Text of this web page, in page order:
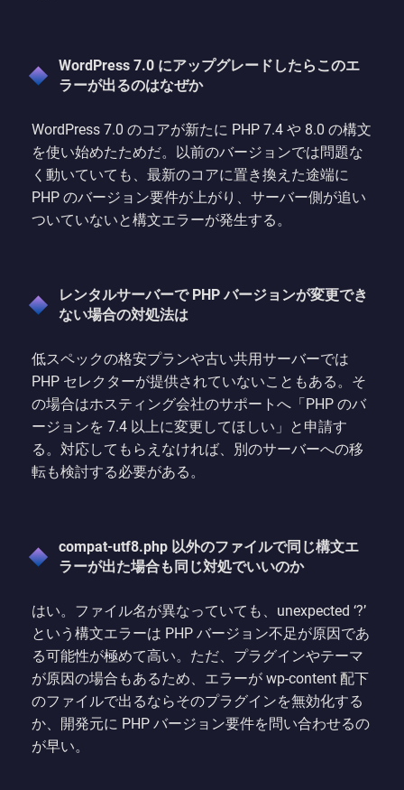
WordPress 7.0 にアップグレードしたらこのエ
ラーが出るのはなぜか
WordPress 7.0 のコアが新たに PHP 7.4 や 8.0 の構文
を使い始めたためだ。以前のバージョンでは問題な
く動いていても、最新のコアに置き換えた途端に
PHP のバージョン要件が上がり、サーバー側が追い
ついていないと構文エラーが発生する。
レンタルサーバーで PHP バージョンが変更でき
ない場合の対処法は
低スペックの格安プランや古い共用サーバーでは
PHP セレクターが提供されていないこともある。そ
の場合はホスティング会社のサポートへ「PHP のバ
ージョンを 7.4 以上に変更してほしい」と申請す
る。対応してもらえなければ、別のサーバーへの移
転も検討する必要がある。
compat-utf8.php 以外のファイルで同じ構文エ
ラーが出た場合も同じ対処でいいのか
はい。ファイル名が異なっていても、unexpected ‘?’
という構文エラーは PHP バージョン不足が原因であ
る可能性が極めて高い。ただ、プラグインやテーマ
が原因の場合もあるため、エラーが wp-content 配下
のファイルで出るならそのプラグインを無効化する
か、開発元に PHP バージョン要件を問い合わせるの
が早い。